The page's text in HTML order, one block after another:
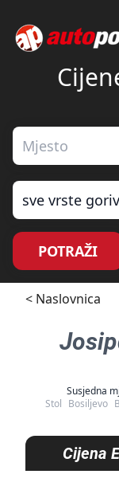
sve vrste
POTRAŽI
< Naslovnica
Susjedna
Stol Bosiljevo
Cijena